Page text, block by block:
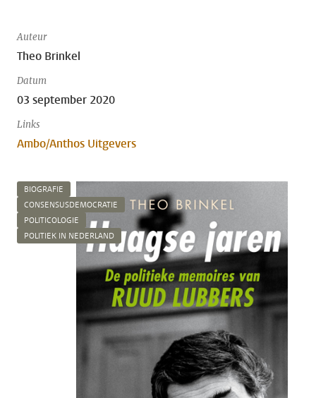
Auteur
Theo Brinkel
Datum
03 september 2020
Links
Ambo/Anthos Uitgevers
BIOGRAFIE
CONSENSUSDEMOCRATIE
POLITICOLOGIE
POLITIEK IN NEDERLAND